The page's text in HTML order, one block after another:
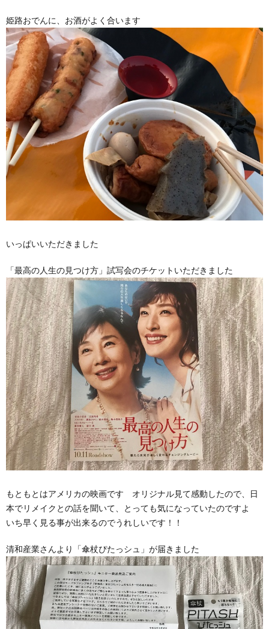
姫路おでんに、お酒がよく合います
いっぱいいただきました
「最高の人生の見つけ方」試写会のチケットいただきました
もともとはアメリカの映画です オリジナル見て感動したので、日
本でリメイクとの話を聞いて、とっても気になっていたのですよ
いち早く見る事が出来るのでうれしいです！！
清和産業さんより「傘杖ぴたっシュ」が届きました